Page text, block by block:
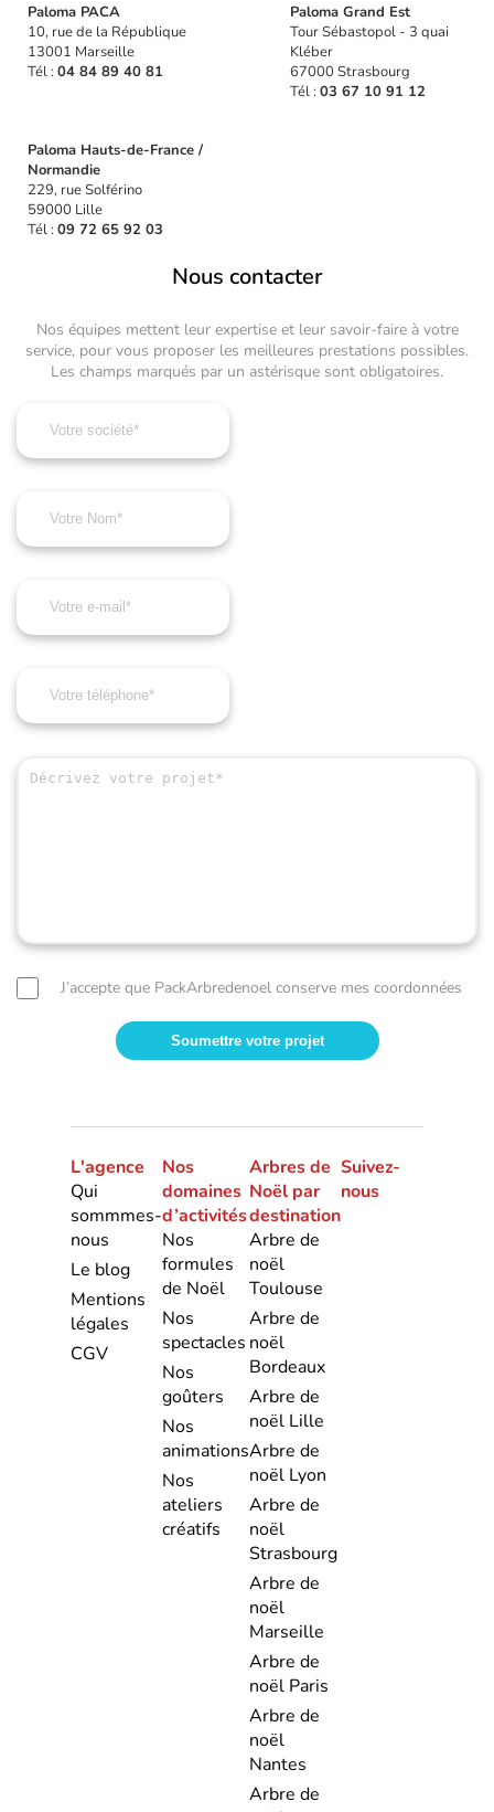
Paloma PACA
10, rue de la République
13001 Marseille
Tél : 04 84 89 40 81
Paloma Grand Est
Tour Sébastopol - 3 quai
Kléber
67000 Strasbourg
Tél : 03 67 10 91 12
Paloma Hauts-de-France /
Normandie
229, rue Solférino
59000 Lille
Tél : 09 72 65 92 03
Nous contacter
Nos équipes mettent leur expertise et leur savoir-faire à votre
service, pour vous proposer les meilleures prestations possibles.
Les champs marqués par un astérisque sont obligatoires.
J’accepte que PackArbredenoel conserve mes coordonnées
L'agence
Qui
sommmes-
nous
Le blog
Mentions
légales
CGV
Nos
domaines
d’activités
Nos
formules
de Noël
Nos
spectacles
Nos
goûters
Nos
animations
Nos
ateliers
créatifs
Arbres de
Noël par
destination
Arbre de
noël
Toulouse
Arbre de
noël
Bordeaux
Arbre de
noël Lille
Arbre de
noël Lyon
Arbre de
noël
Strasbourg
Arbre de
noël
Marseille
Arbre de
noël Paris
Arbre de
noël
Nantes
Arbre de
Suivez-
nous